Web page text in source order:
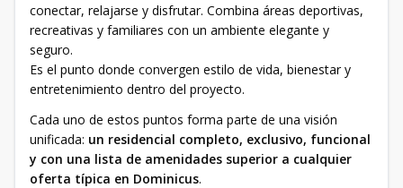
conectar, relajarse y disfrutar. Combina áreas deportivas,
recreativas y familiares con un ambiente elegante y
seguro.
Es el punto donde convergen estilo de vida, bienestar y
entretenimiento dentro del proyecto.
Cada uno de estos puntos forma parte de una visión
unificada: un residencial completo, exclusivo, funcional
y con una lista de amenidades superior a cualquier
oferta típica en Dominicus.